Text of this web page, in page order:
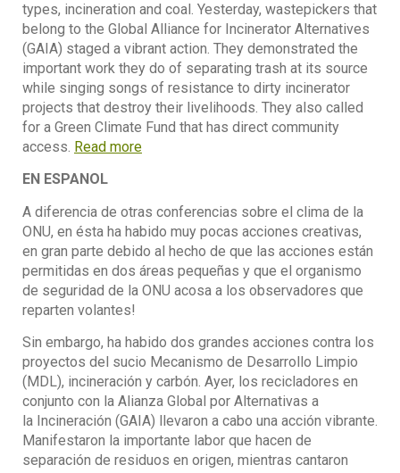
types, incineration and coal. Yesterday, wastepickers that
belong to the Global Alliance for Incinerator Alternatives
(GAIA) staged a vibrant action. They demonstrated the
important work they do of separating trash at its source
while singing songs of resistance to dirty incinerator
projects that destroy their livelihoods. They also called
for a Green Climate Fund that has direct community
access. Read more
EN ESPANOL
A diferencia de otras conferencias sobre el clima de la
ONU, en ésta ha habido muy pocas acciones creativas,
en gran parte debido al hecho de que las acciones están
permitidas en dos áreas pequeñas y que el organismo
de seguridad de la ONU acosa a los observadores que
reparten volantes!
Sin embargo, ha habido dos grandes acciones contra los
proyectos del sucio Mecanismo de Desarrollo Limpio
(MDL), incineración y carbón. Ayer, los recicladores en
conjunto con la Alianza Global por Alternativas a
la Incineración (GAIA) llevaron a cabo una acción vibrante.
Manifestaron la importante labor que hacen de
separación de residuos en origen, mientras cantaron